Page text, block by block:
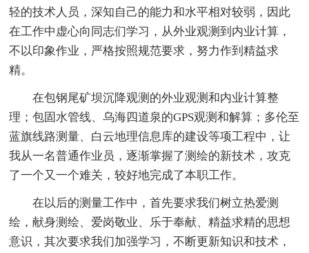
轻的技术人员，深知自己的能力和水平相对较弱，因此
在工作中虚心向同志们学习，从外业观测到内业计算，
不以印象作业，严格按照规范要求，努力作到精益求
精。
在包钢尾矿坝沉降观测的外业观测和内业计算整
理；包固水管线、乌海四道泉的GPS观测和解算；多伦至
蓝旗线路测量、白云地理信息库的建设等项工程中，让
我从一名普通作业员，逐渐掌握了测绘的新技术，攻克
了一个又一个难关，较好地完成了本职工作。
在以后的测量工作中，首先要求我们树立热爱测
绘，献身测绘、爱岗敬业、乐于奉献、精益求精的思想
意识，其次要求我们加强学习，不断更新知识和技术，